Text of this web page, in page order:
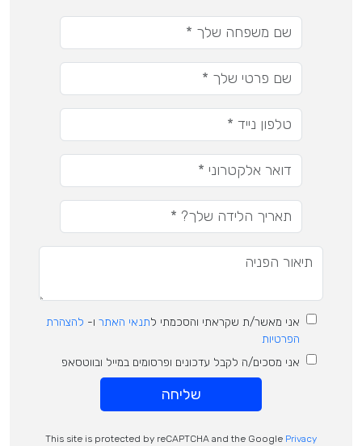
אני מאשר/ת שקראתי והסכמתי לתנאי האתר ו- להצהרת
הפרטיות
אני מסכים/ה לקבל עדכונים ופרסומים במייל ובווטסאפ
שליחה
This site is protected by reCAPTCHA and the Google Privacy